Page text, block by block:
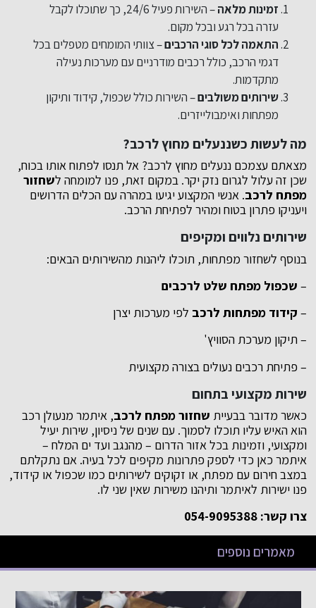
זמינות מלאה
– השירות פעיל 24/6, כך שתוכלו לקבל
עזרה בכל רגע ובכל מקום.
התאמה לכל סוגי הרכבים– צוותי המומחים מטפלים בכל
דגמי הרכב, כולל רכבים מודרניים עם מערכות נעילה
מתקדמות.
שירותים משולבים– השירות כולל שכפול, קידוד ותיקון
מפתחות ואימבולייזרים.
מה לעשות כשננעלים מחוץ לרכב?
מצאתם עצמכם ננעלים מחוץ לרכב? אל תנסו לפתוח אותו בכוח,
שכן זה עלול לגרום נזק יקר. במקום זאת, פנו למומחה לשחזור
מפתח לרכב. אנשי המקצוע יגיעו במהרה עם הכלים הדרושים
ויעניקו פתרון בטוח ומהיר לפתיחת הרכב.
שירותים נלווים ומקיפים
בנוסף לשחזור מפתחות, תוכלו ליהנות מהשירותים הבאים:
– שכפול מפתח שלט לרכבים
– קידוד מפתחות לרכב לפי מערכות יצרן
– תיקון מערכת הסוויץ'
– פתיחת רכבים נעולים בצורה מקצועית
שירות מקצועי בתחום
כאשר מדובר בבעיית שחזור מפתח לרכב, איתמר מנעולן רכב
הוא האיש עליו תוכלו לסמוך. עם שנים של ניסיון, שירות יעיל
ומקצועי, וזמינות בכל אזור הדרום – מהנגב ועד ים המלח –
איתמר כאן כדי לספק פתרונות מקיפים לכל בעיה. אם נתקלתם
במצב חירום עם מפתח, או זקוקים לשירותים כמו שכפול או קידוד,
פנו ישירות לאיתמר ותיהנו משירות שאין שני לו.
צרו קשר: 054-9095388
מאמרים נוספים